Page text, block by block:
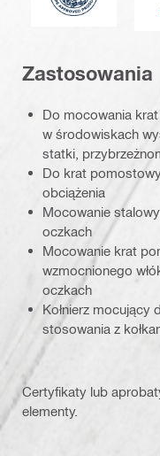
Zastosowania
Do mocowania
w środowiskach
statki,
Do krat
obciążenia
Mocowanie
oczkach
Mocowanie krat
wzmocnionego
oczkach
Kołnierz
stosowania z
Certyfikaty lub
elementy.